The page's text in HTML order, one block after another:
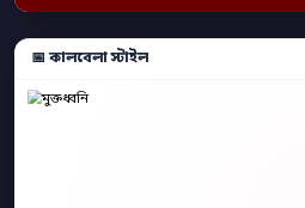
📅 কালবেলা স্টাইল